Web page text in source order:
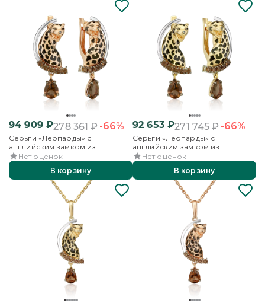
94 909₽278 361₽-66%
Серьги «Леопарды» с
английским замком из
комбинированного золота с
кварцем дымчатым и эмалью
Нет оценок
В корзину
92 653₽271 745₽-66%
Серьги «Леопарды» с
английским замком из
комбинированного золота с
кварцем дымчатым и эмалью
Нет оценок
В корзину